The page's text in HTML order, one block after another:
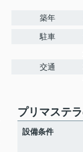
築年
駐車
交通
プリマステ
設備条件